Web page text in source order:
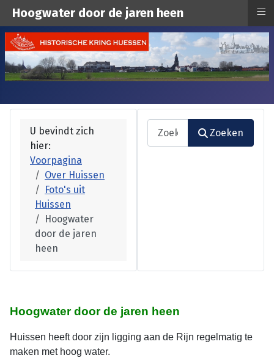
U bevindt zich
hier:
Voorpagina
Over Huissen
Foto's uit
Huissen
Hoogwater
door de jaren
heen
Zoeken
Zoeken
Hoogwater door de jaren heen
Huissen heeft door zijn ligging aan de Rijn regelmatig te
maken met hoog water.
Hoogwater door de jaren heen ≡